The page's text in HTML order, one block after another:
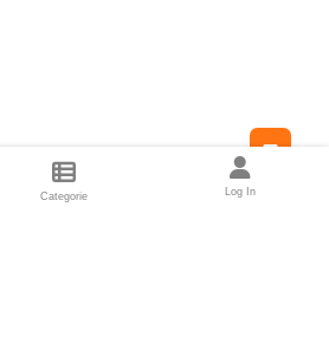
Categorie Log In